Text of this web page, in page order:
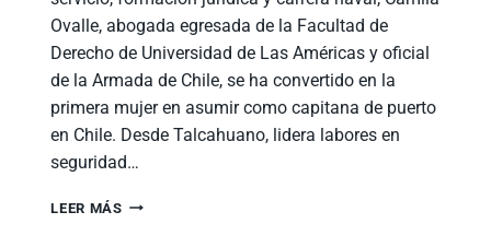
Ovalle, abogada egresada de la Facultad de
Derecho de Universidad de Las Américas y oficial
de la Armada de Chile, se ha convertido en la
primera mujer en asumir como capitana de puerto
en Chile. Desde Talcahuano, lidera labores en
seguridad…
LEER MÁS